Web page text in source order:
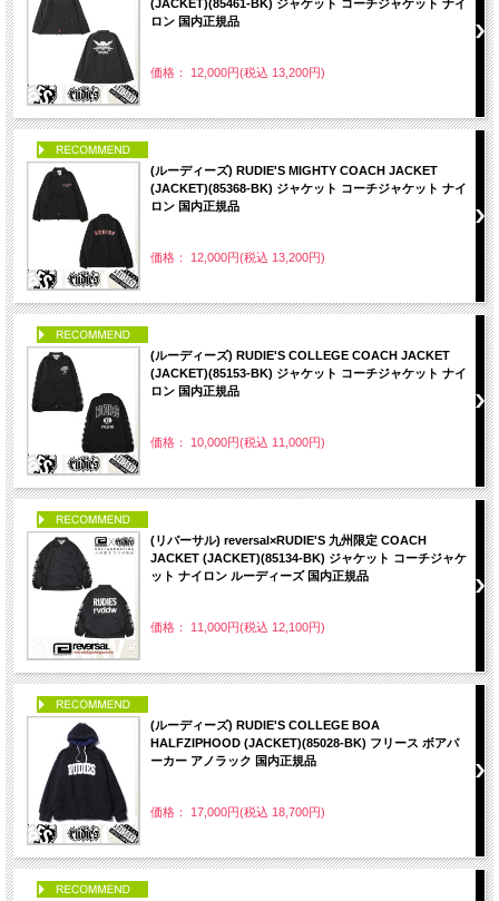
(JACKET)(85461-BK) ジャケット コーチジャケット ナイ
ロン 国内正規品
価格： 12,000円(税込 13,200円)
(ルーディーズ) RUDIE'S MIGHTY COACH JACKET
(JACKET)(85368-BK) ジャケット コーチジャケット ナイ
ロン 国内正規品
価格： 12,000円(税込 13,200円)
(ルーディーズ) RUDIE'S COLLEGE COACH JACKET
(JACKET)(85153-BK) ジャケット コーチジャケット ナイ
ロン 国内正規品
価格： 10,000円(税込 11,000円)
(リバーサル) reversal×RUDIE'S 九州限定 COACH
JACKET (JACKET)(85134-BK) ジャケット コーチジャケ
ット ナイロン ルーディーズ 国内正規品
価格： 11,000円(税込 12,100円)
(ルーディーズ) RUDIE'S COLLEGE BOA
HALFZIPHOOD (JACKET)(85028-BK) フリース ボアパ
ーカー アノラック 国内正規品
価格： 17,000円(税込 18,700円)